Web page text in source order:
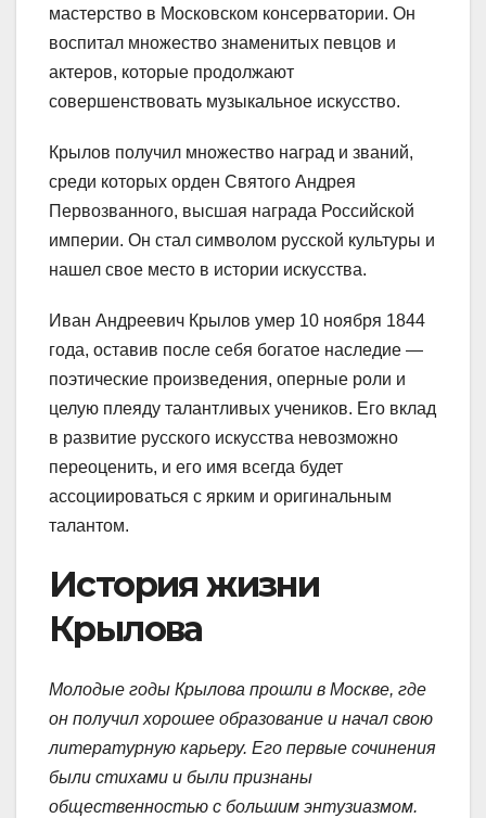
мастерство в Московском консерватории. Он
воспитал множество знаменитых певцов и
актеров, которые продолжают
совершенствовать музыкальное искусство.
Крылов получил множество наград и званий,
среди которых орден Святого Андрея
Первозванного, высшая награда Российской
империи. Он стал символом русской культуры и
нашел свое место в истории искусства.
Иван Андреевич Крылов умер 10 ноября 1844
года, оставив после себя богатое наследие —
поэтические произведения, оперные роли и
целую плеяду талантливых учеников. Его вклад
в развитие русского искусства невозможно
переоценить, и его имя всегда будет
ассоциироваться с ярким и оригинальным
талантом.
История жизни
Крылова
Молодые годы Крылова прошли в Москве, где
он получил хорошее образование и начал свою
литературную карьеру. Его первые сочинения
были стихами и были признаны
общественностью с большим энтузиазмом.